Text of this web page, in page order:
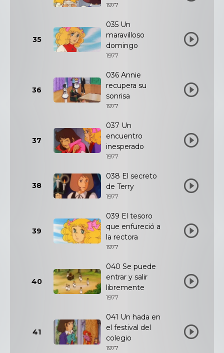
1977
35
035 Un
maravilloso
domingo
1977
36
036 Annie
recupera su
sonrisa
1977
37
037 Un
encuentro
inesperado
1977
38
038 El secreto
de Terry
1977
39
039 El tesoro
que enfureció a
la rectora
1977
40
040 Se puede
entrar y salir
libremente
1977
41
041 Un hada en
el festival del
colegio
1977